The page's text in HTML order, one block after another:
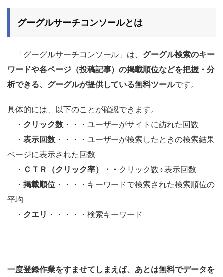
グーグルサーチコンソールとは
「グーグルサーチコンソール」は、 グーグル検索のキー
ワードや各ページ（投稿記事）の掲載順位などを把握・分
析できる、グーグルが提供している無料ツールです。
具体的には、以下のことが確認できます。
・ クリック数 ・・・ユーザーがサイトに訪れた回数
・ 表示回数 ・・・・ユーザーが検索したときの検索結果
ページに表示された回数
・ ＣＴＲ（クリック率）・・ クリック数÷表示回数
・ 掲載順位 ・・・・キーワードで検索された検索順位の
平均
・ クエリ ・・・・・検索キーワード
一度登録作業をすませてしまえば、あとは無料でデータを